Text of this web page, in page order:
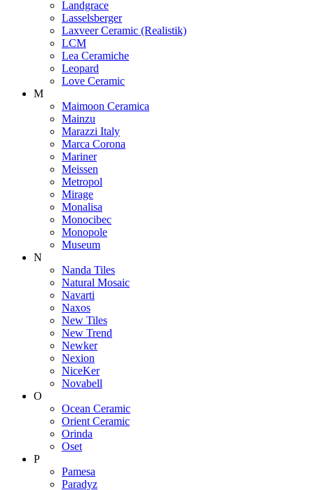
Landgrace
Lasselsberger
Laxveer Ceramic (Realistik)
LCM
Lea Ceramiche
Leopard
Love Ceramic
M
Maimoon Ceramica
Mainzu
Marazzi Italy
Marca Corona
Mariner
Meissen
Metropol
Mirage
Monalisa
Monocibec
Monopole
Museum
N
Nanda Tiles
Natural Mosaic
Navarti
Naxos
New Tiles
New Trend
Newker
Nexion
NiceKer
Novabell
O
Ocean Ceramic
Orient Ceramic
Orinda
Oset
P
Pamesa
Paradyz